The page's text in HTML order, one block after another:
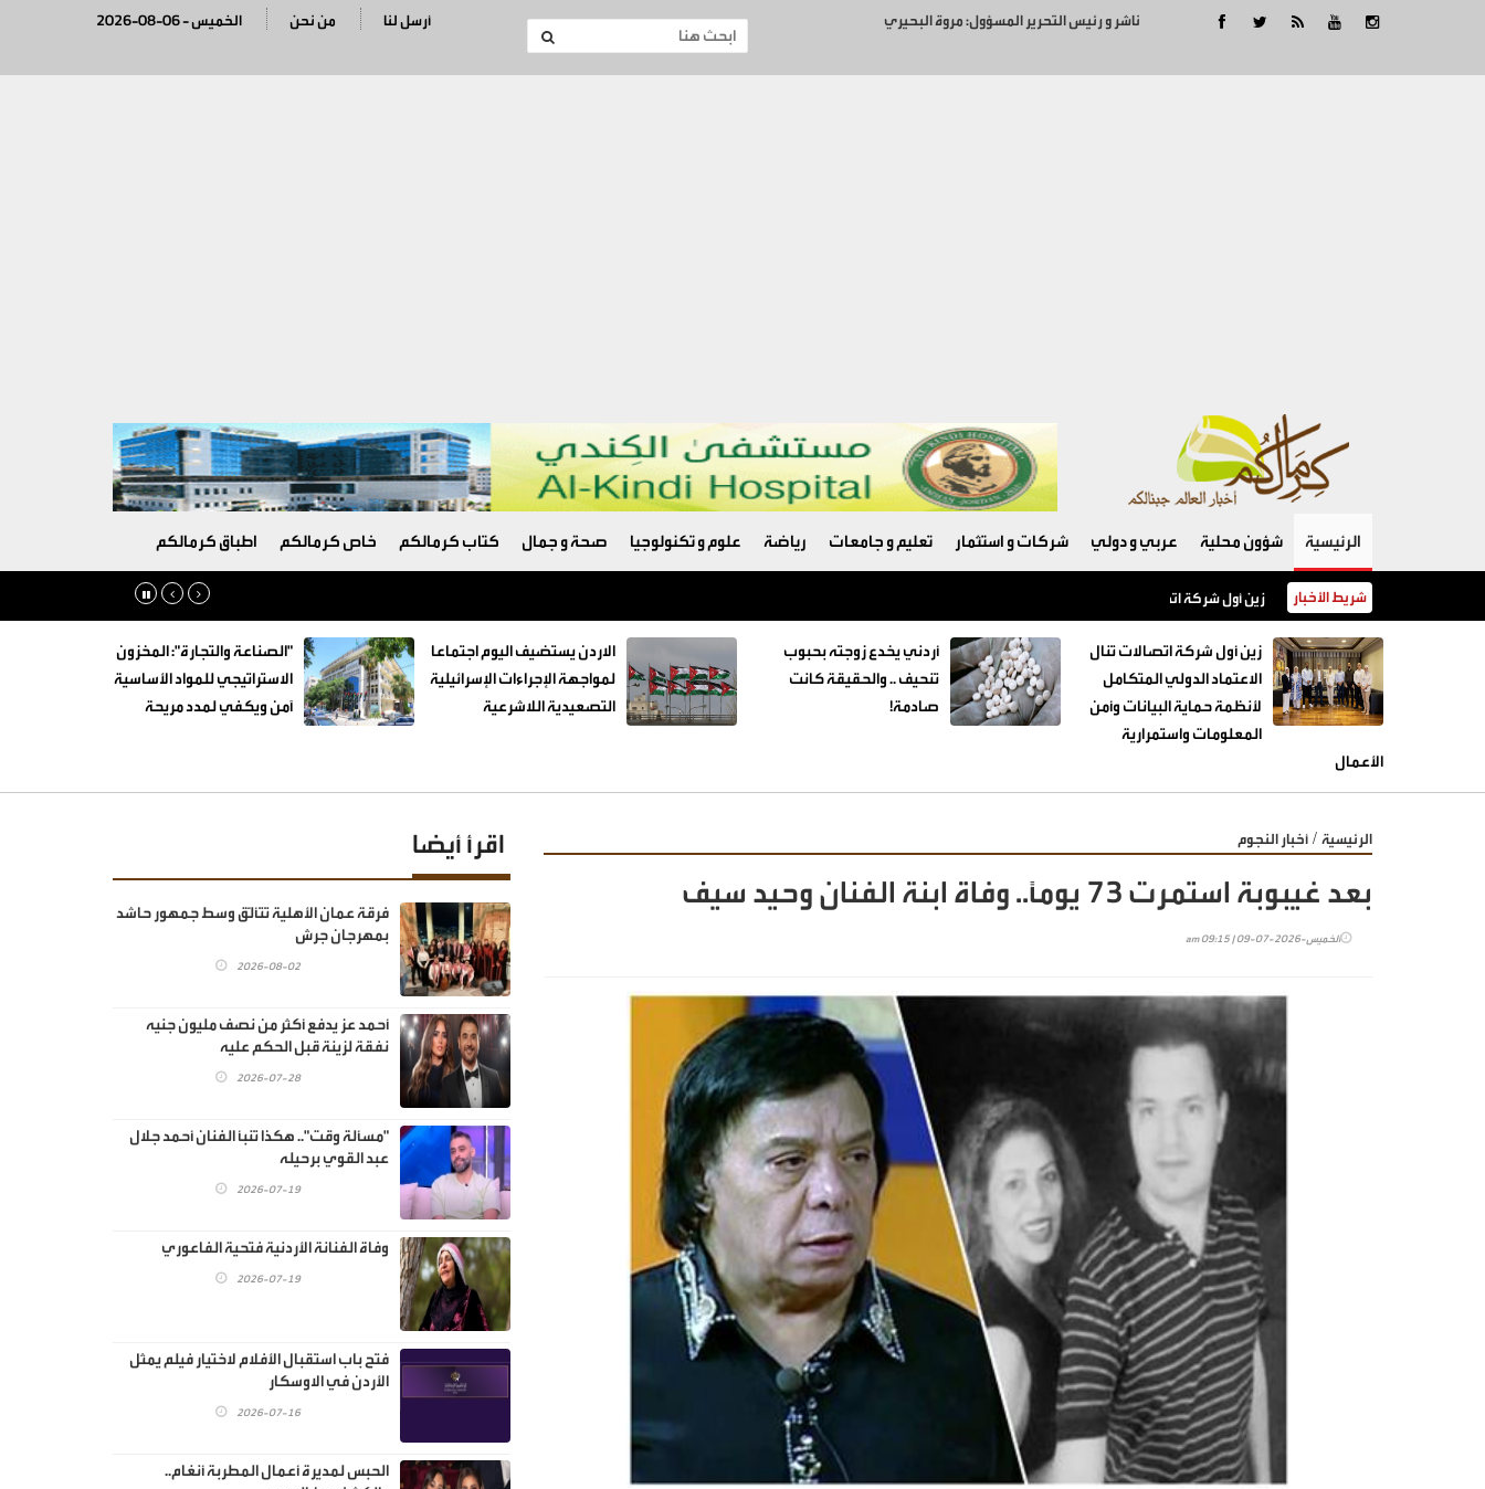
ناشر و رئيس التحرير المسؤول: مروة البحيري 2026-08-06 - الخميس من نحن أرسل لنا
الرئيسية شؤون محلية عربي و دولي شركات و استثمار تعليم و جامعات رياضة علوم و تكنولوجيا صحة و جمال كتاب كرمالكم خاص كرمالكم اطباق كرمالكم
شريط الأخبار زين أول شركة اتصالات تنال الاعتماد الدولي المتكامل لأنظمة حماية البيانات وأمن المعلومات واستمرارية الأعمال
زين أول شركة اتصالات تنال
الاعتماد الدولي المتكامل
لأنظمة حماية البيانات وأمن
المعلومات واستمرارية
الأعمال
أردني يخدع زوجته بحبوب
تنحيف .. والحقيقة كانت
صادمة!
الاردن يستضيف اليوم اجتماعا
لمواجهة الإجراءات الإسرائيلية
التصعيدية اللاشرعية
"الصناعة والتجارة": المخزون
الاستراتيجي للمواد الأساسية
آمن ويكفي لمدد مريحة
الرئيسية / أخبار النجوم
بعد غيبوبة استمرت 73 يوماً.. وفاة ابنة الفنان وحيد سيف
الخميس-2026-07-09 | 09:15 am
اقرأ أيضا
فرقة عمان الأهلية تتألّق وسط جمهور حاشد
بمهرجان جرش
2026-08-02
أحمد عز يدفع أكثر من نصف مليون جنيه
نفقة لزينة قبل الحكم عليه
2026-07-28
"مسألة وقت".. هكذا تنبأ الفنان أحمد جلال
عبد القوي برحيله
2026-07-19
وفاة الفنانة الأردنية فتحية الفاعوري
2026-07-19
فتح باب استقبال الأفلام لاختيار فيلم يمثل
الأردن في الاوسكار
2026-07-16
الحبس لمديرة أعمال المطربة أنغام..